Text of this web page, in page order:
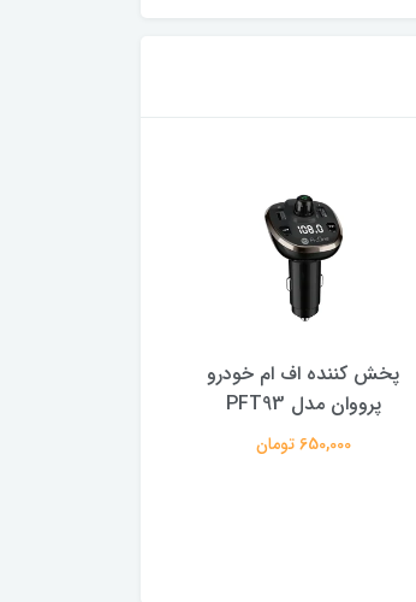
پخش کننده اف ام خودرو
پرووان مدل PFT93
650,000 تومان